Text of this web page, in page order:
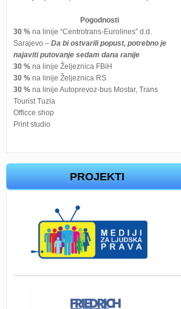
Pogodnosti
30 % na linije “Centrotrans-Eurolines” d.d.
Sarajevo – Da bi ostvarili popust, potrebno je
najaviti putovanje sedam dana ranije
30 % na linije Željeznica FBiH
30 % na linije Željeznica RS
30 % na linije Autoprevoz-bus Mostar, Trans
Tourist Tuzla
Officce shop
Print studio
PROJEKTI